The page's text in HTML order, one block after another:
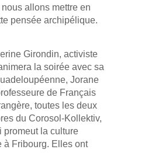
allons mettre en
pensée archipélique.
Girondin, activiste
la soirée avec sa
Jorane
de Français
toutes les deux
du Corosol-Kollektiv,
promeut la culture
à Fribourg. Elles ont